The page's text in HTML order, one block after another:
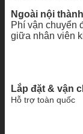
Ngoài nội
Phí vận chuyển
giữa nhân viên
Lắp đặt & vận
Hỗ trợ toàn quốc